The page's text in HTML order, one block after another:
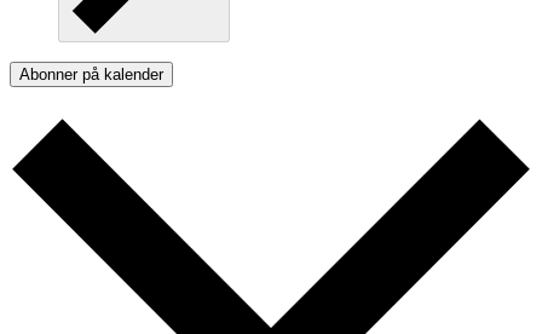
Abonner på kalender